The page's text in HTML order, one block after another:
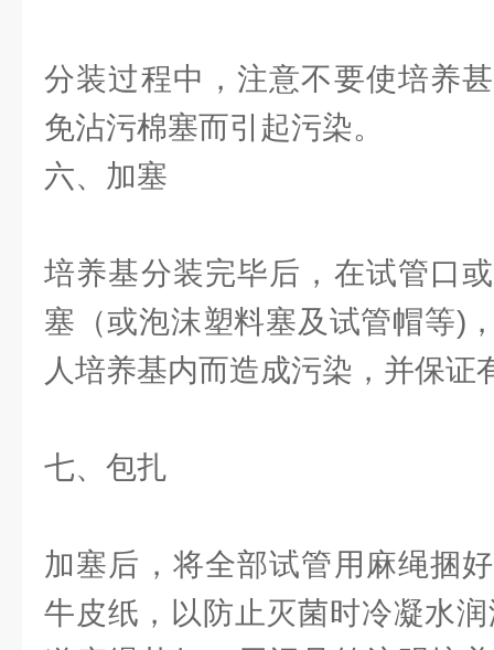
分装过程中，注意不要使培养
免沾污棉塞而引起污染。
六、加塞
培养基分装完毕后，在试管口
塞（或泡沫塑料塞及试管帽等)
人培养基内而造成污染，并保证
七、包扎
加塞后，将全部试管用麻绳捆
牛皮纸，以防止灭菌时冷凝水